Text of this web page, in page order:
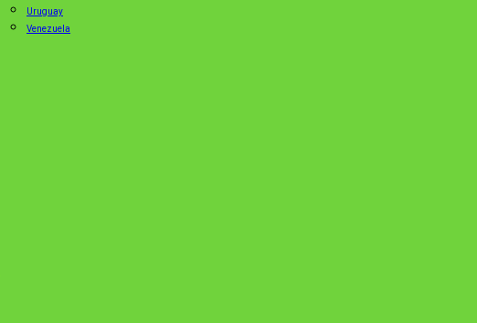
Uruguay
Venezuela